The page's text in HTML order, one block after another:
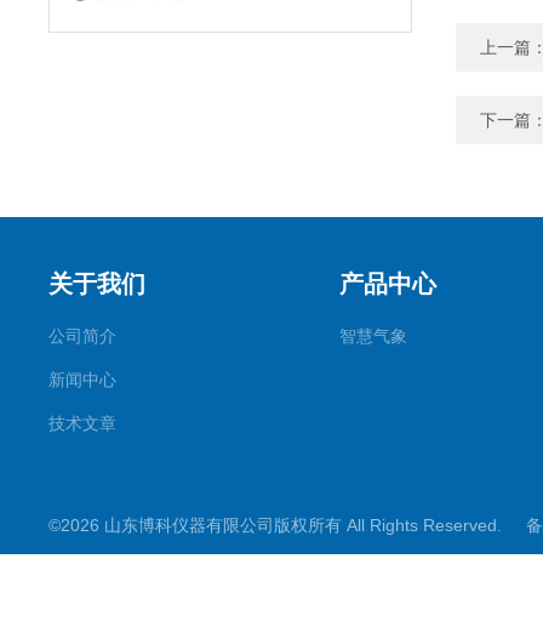
上一篇
下一篇
关于我们
公司简介
新闻中心
技术文章
产品中心
智慧气象
©2026 山东博科仪器有限公司版权所有 All Rights Reserved.